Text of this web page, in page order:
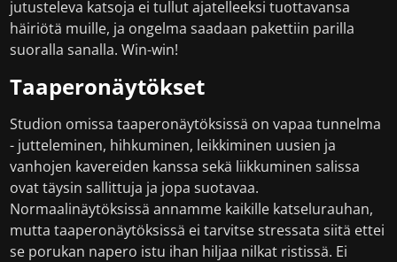
jutusteleva katsoja ei tullut ajatelleeksi tuottavansa
häiriötä muille, ja ongelma saadaan pakettiin parilla
suoralla sanalla. Win-win!
Taaperonäytökset
Studion omissa taaperonäytöksissä on vapaa tunnelma
- jutteleminen, hihkuminen, leikkiminen uusien ja
vanhojen kavereiden kanssa sekä liikkuminen salissa
ovat täysin sallittuja ja jopa suotavaa.
Normaalinäytöksissä annamme kaikille katselurauhan,
mutta taaperonäytöksissä ei tarvitse stressata siitä ettei
se porukan napero istu ihan hiljaa nilkat ristissä. Ei